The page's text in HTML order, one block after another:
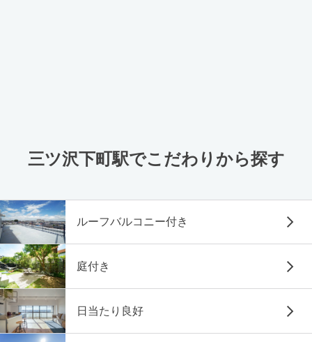
三ツ沢下町駅でこだわりから探す
ルーフバルコニー付き
庭付き
日当たり良好